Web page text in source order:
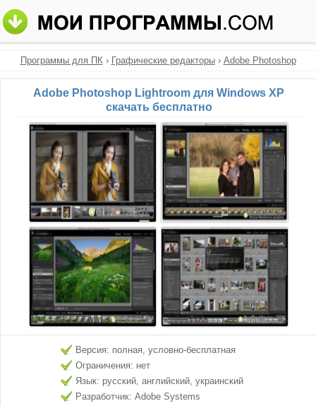
Программы для ПК› Графические редакторы› Adobe Photoshop
Adobe Photoshop Lightroom для Windows XP
скачать бесплатно
Версия: полная, условно-бесплатная
Ограничения: нет
Язык: русский, английский, украинский
Разработчик: Adobe Systems